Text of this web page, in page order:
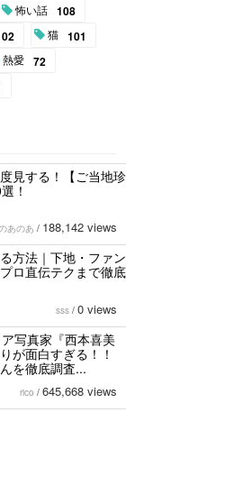
怖い話 108
猫 101
熱愛 72
見する！【ご当地珍
！
あのあ / 188,142 views
方法｜下地・ファン
ロ直伝テクまで徹底
sss / 0 views
写真家『西本喜美
が面白すぎる！！
を徹底調査...
rico / 645,668 views